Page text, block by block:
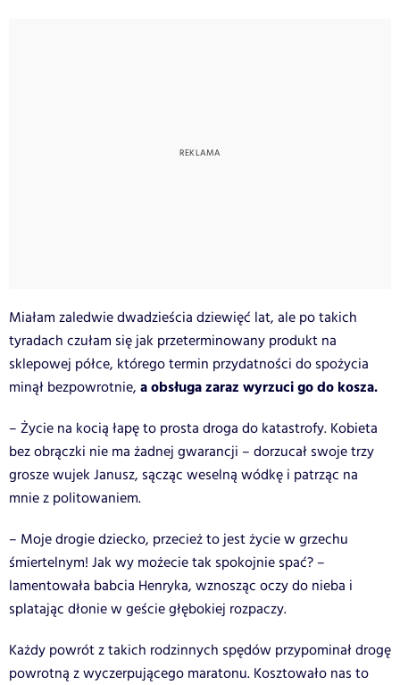
Miałam zaledwie dwadzieścia dziewięć lat, ale po takich
tyradach czułam się jak przeterminowany produkt na
sklepowej półce, którego termin przydatności do spożycia
minął bezpowrotnie, a obsługa zaraz wyrzuci go do kosza.
– Życie na kocią łapę to prosta droga do katastrofy. Kobieta
bez obrączki nie ma żadnej gwarancji – dorzucał swoje trzy
grosze wujek Janusz, sącząc weselną wódkę i patrząc na
mnie z politowaniem.
– Moje drogie dziecko, przecież to jest życie w grzechu
śmiertelnym! Jak wy możecie tak spokojnie spać? –
lamentowała babcia Henryka, wznosząc oczy do nieba i
splatając dłonie w geście głębokiej rozpaczy.
Każdy powrót z takich rodzinnych spędów przypominał drogę
powrotną z wyczerpującego maratonu. Kosztowało nas to